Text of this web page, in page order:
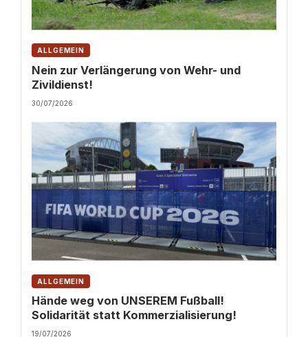
ALLGEMEIN
Nein zur Verlängerung von Wehr- und
Zivildienst!
30/07/2026
ALLGEMEIN
Hände weg von UNSEREM Fußball!
Solidarität statt Kommerzialisierung!
19/07/2026